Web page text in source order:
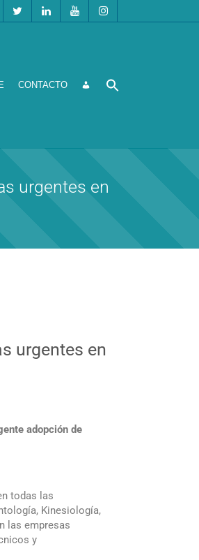
CONTACTO
urgentes en
urgentes en
adopción de
todas las
Kinesiología,
las empresas
y